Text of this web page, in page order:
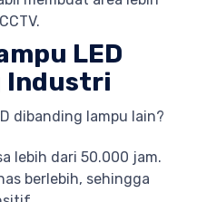
LED
Industri
dibanding lampu lain?
lebih dari 50.000 jam.
berlebih, sehingga